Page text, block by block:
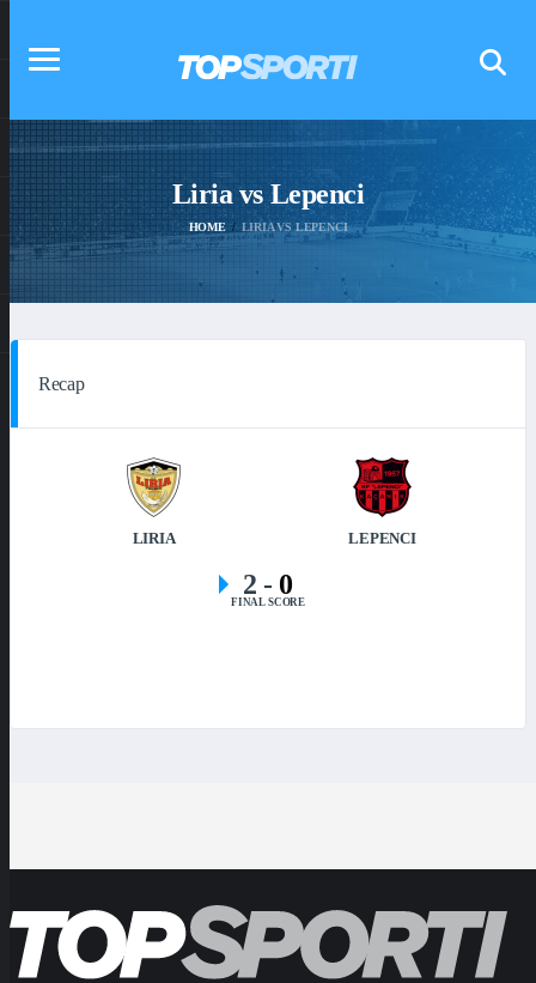
Liria vs Lepenci
HOME LIRIA VS LEPENCI
Recap
LIRIA LEPENCI
2- 0
FINAL SCORE